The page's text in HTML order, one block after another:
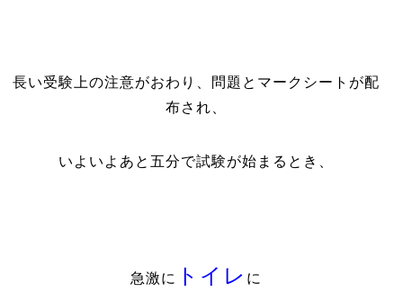
長い受験上の注意がおわり、問題とマークシートが配
布され、
いよいよあと五分で試験が始まるとき、
急激に トイレ に